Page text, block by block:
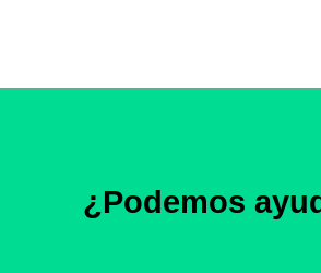
¿Podemos